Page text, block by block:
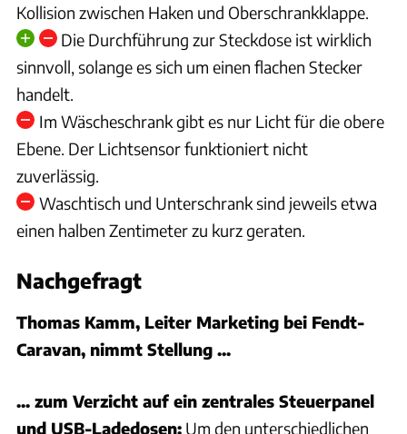
Kollision zwischen Haken und Oberschrankklappe.
Die Durchführung zur Steckdose ist wirklich
sinnvoll, solange es sich um einen flachen Stecker
handelt.
Im Wäscheschrank gibt es nur Licht für die obere
Ebene. Der Lichtsensor funktioniert nicht
zuverlässig.
Waschtisch und Unterschrank sind jeweils etwa
einen halben Zentimeter zu kurz geraten.
Nachgefragt
Thomas Kamm, Leiter Marketing bei Fendt-
Caravan, nimmt Stellung ...
... zum Verzicht auf ein zentrales Steuerpanel
und USB-Ladedosen: Um den unterschiedlichen